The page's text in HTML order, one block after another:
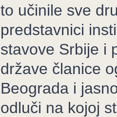
to učinile sve
predstavnici
stavove Srbije i
države članice
Beograda i
odluči na kojoj